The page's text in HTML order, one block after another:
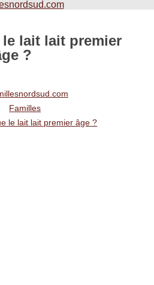
lait lait premier
?
Familles
le lait lait premier âge ?